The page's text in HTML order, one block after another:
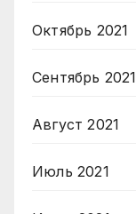
Октябрь 2021
Сентябрь 2021
Август 2021
Июль 2021